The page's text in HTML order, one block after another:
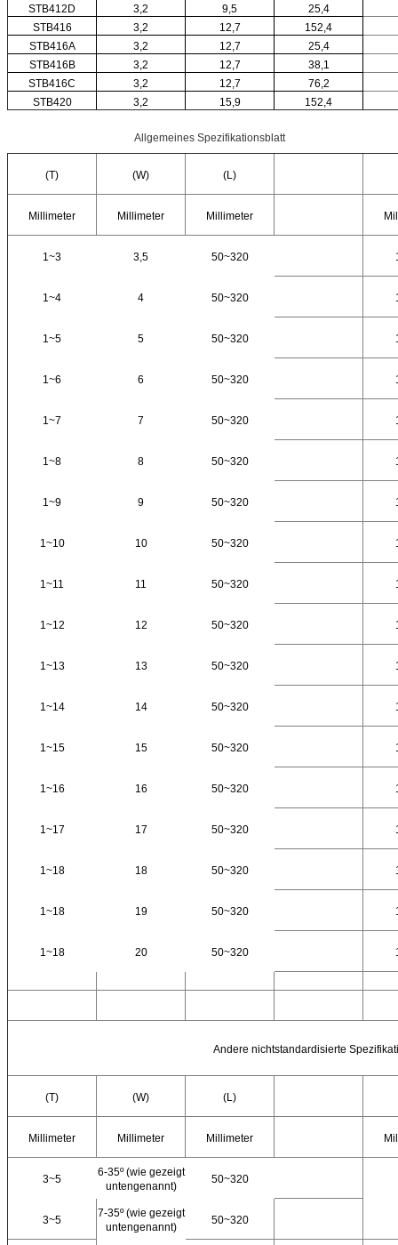
STB412D 3,2 9,5
25,4
STB416
3,2 12,7
152,4
STB416A
3,2 12,7
25,4
STB416B
3,2 12,7
38,1
STB416C
3,2 12,7
76,2
STB420
3,2 15,9 152,4
Allgemeines Spezifikationsblatt
(T) (W) (L)
Millimeter Millimeter Millimeter
1~3 3,5 50~320
1~4 4 50~320
1~5 5 50~320
1~6 6 50~320
1~7 7 50~320
1~8 8 50~320
1~9 9 50~320
1~10 10 50~320
1~11 11 50~320
1~12 12 50~320
1~13 13 50~320
1~14 14 50~320
1~15 15 50~320
1~16 16 50~320
1~17 17 50~320
1~18 18 50~320
1~18 19 50~320
1~18 20 50~320
Andere nichtstandardisierte
(T) (W) (L)
Millimeter Millimeter Millimeter
3~5
6-35º (wie gezeigt
untengenannt)
50~320
3~5
7-35º (wie gezeigt
untengenannt)
50~320